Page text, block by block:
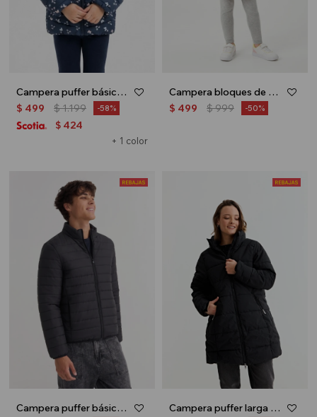
Campera puffer básica - Azul marino
+ 1 color
$ 499 $1.199 58
$ 424
Campera bloques de color - Amarillo
$ 499 $999 50
Campera puffer básica - Negro
Campera puffer larga - Negro